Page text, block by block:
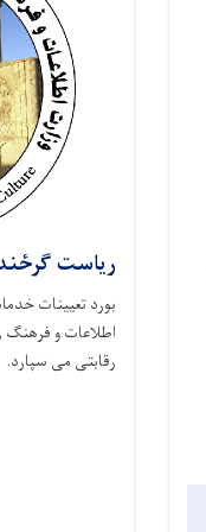
ریاست
بورد تعیینات
اطلاعات و فرهنگ
رقابتی می‌ سپارد.